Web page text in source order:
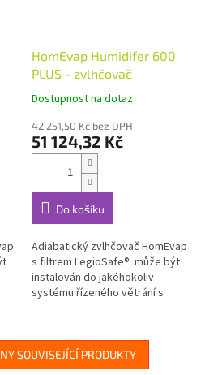
HomEvap Humidifer 600
PLUS - zvlhčovač
Dostupnost na dotaz
42 251,50 Kč bez DPH
51 124,32 Kč
Do košíku
Adiabatický zvlhčovač HomEvap
s filtrem LegioSafe® může být
instalován do jakéhokoliv
systému řízeného větrání s
SOUVISEJÍCÍ PRODUKTY